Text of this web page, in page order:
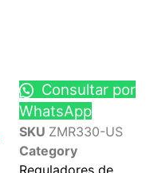
Consultar por
WhatsApp
SKU ZMR330-US
Category